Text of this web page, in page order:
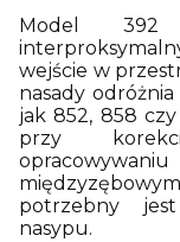
Model 392
wejście w
nasady
jak 852, 858
przy
potrzebny
nasypu.